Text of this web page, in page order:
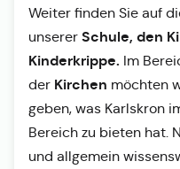
Weiter finden Sie auf
unserer Schule, den
Kinderkrippe. Im
der Kirchen möchten
geben, was Karlskron
Bereich zu bieten hat.
und allgemein